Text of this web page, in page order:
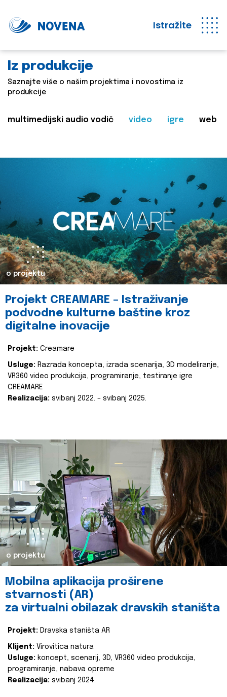
Istražite
Iz produkcije
Saznajte više o našim projektima i novostima iz
produkcije
multimedijski audio vodič video igre web
o projektu
Projekt CREAMARE – Istraživanje
podvodne kulturne baštine kroz
digitalne inovacije
Projekt: Creamare
Usluge: Razrada koncepta, izrada scenarija, 3D modeliranje,
VR360 video produkcija, programiranje, testiranje igre
CREAMARE
Realizacija: svibanj 2022. – svibanj 2025.
o projektu
Mobilna aplikacija proširene
stvarnosti (AR)
za virtualni obilazak dravskih staništa
Projekt: Dravska staništa AR
Klijent: Virovitica natura
Usluge: koncept, scenarij, 3D, VR360 video produkcija,
programiranje, nabava opreme
Realizacija: svibanj 2024.